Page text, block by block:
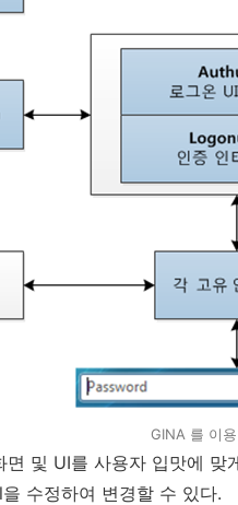
GINA 를 이
면 및 UI를 사용자 입맛에 맞
을 수정하여 변경할 수 있다.